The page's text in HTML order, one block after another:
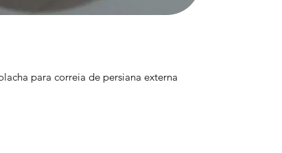
para correia de persiana externa